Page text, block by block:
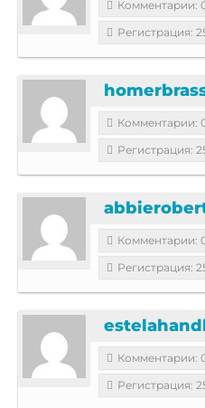
Комментарии:
Регистрация:
Комментарии:
Регистрация:
Комментарии:
Регистрация:
Комментарии:
Регистрация: